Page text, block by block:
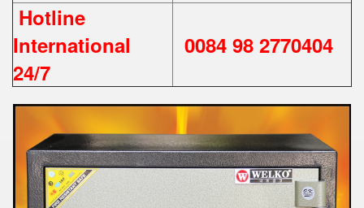
Hotline
International
24/7
0084 98 2770404